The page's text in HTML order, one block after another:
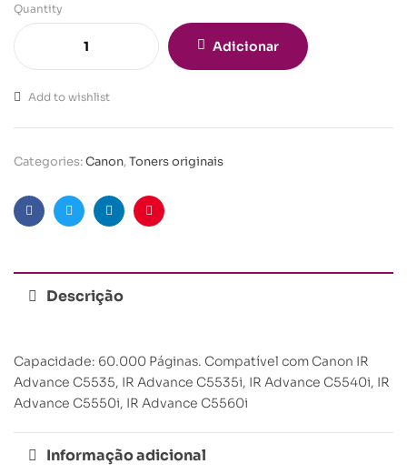
Quantity
Adicionar
Add to wishlist
Categories:Canon,Toners originais
FacebookTwitterLinkedinPinterest
Descrição
Capacidade: 60.000 Páginas. Compatível com Canon IR
Advance C5535, IR Advance C5535i, IR Advance C5540i, IR
Advance C5550i, IR Advance C5560i
Informação adicional